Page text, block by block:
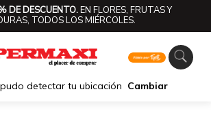
DE DESCUENTO.EN FLORES, FRUTAS Y
TODOS LOS MIÉRCOLES.
detectar tu ubicación Cambiar